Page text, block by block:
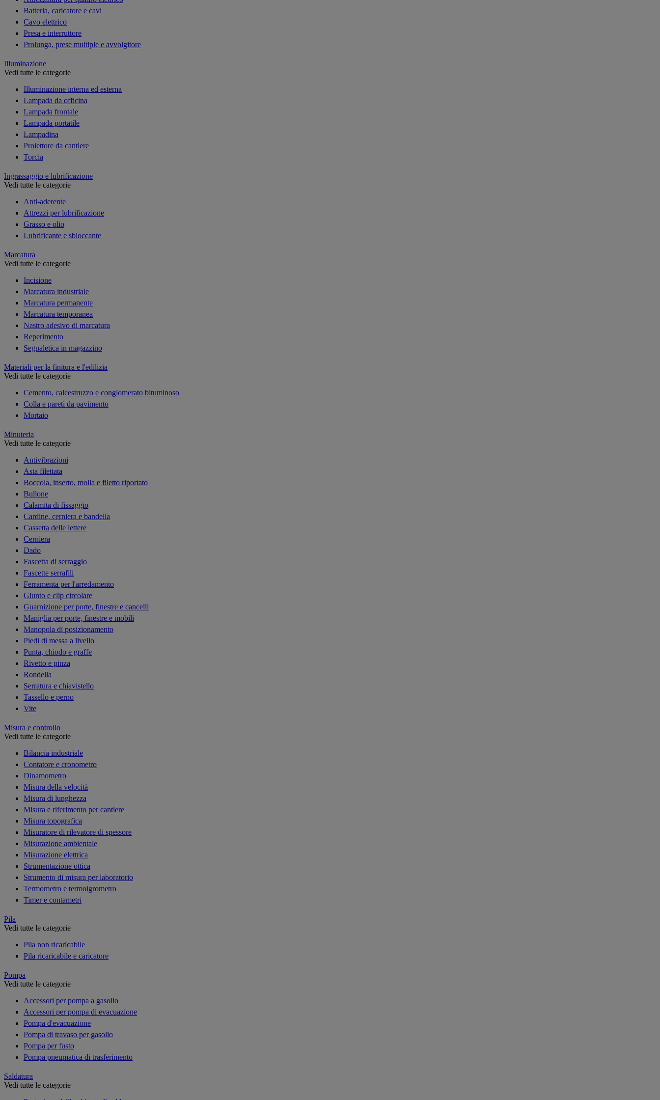
Batteria, caricatore e cavi
Cavo elettrico
Presa e interruttore
Prolunga, prese multiple e avvolgitore
Illuminazione
Vedi tutte le categorie
Illuminazione interna ed esterna
Lampada da officina
Lampada frontale
Lampada portatile
Lampadina
Proiettore da cantiere
Torcia
Ingrassaggio e lubrificazione
Vedi tutte le categorie
Anti-aderente
Attrezzi per lubrificazione
Grasso e olio
Lubrificante e sbloccante
Marcatura
Vedi tutte le categorie
Incisione
Marcatura industriale
Marcatura permanente
Marcatura temporanea
Nastro adesivo di marcatura
Reperimento
Segnaletica in magazzino
Materiali per la finitura e l'edilizia
Vedi tutte le categorie
Cemento, calcestruzzo e conglomerato bituminoso
Colla e pareti da pavimento
Mortaio
Minuteria
Vedi tutte le categorie
Antivibrazioni
Asta filettata
Boccola, inserto, molla e filetto riportato
Bullone
Calamita di fissaggio
Cardine, cerniera e bandella
Cassetta delle lettere
Cerniera
Dado
Fascetta di serraggio
Fascette serrafili
Ferramenta per l'arredamento
Giunto e clip circolare
Guarnizione per porte, finestre e cancelli
Maniglia per porte, finestre e mobili
Manopola di posizionamento
Piedi di messa a livello
Punta, chiodo e graffe
Rivetto e pinza
Rondella
Serratura e chiavistello
Tassello e perno
Vite
Misura e controllo
Vedi tutte le categorie
Bilancia industriale
Contatore e cronometro
Dinamometro
Misura della velocità
Misura di lunghezza
Misura e riferimento per cantiere
Misura topografica
Misuratore di rilevatore di spessore
Misurazione ambientale
Misurazione elettrica
Strumentazione ottica
Strumento di misura per laboratorio
Termometro e termoigrometro
Timer e contametri
Pila
Vedi tutte le categorie
Pila non ricaricabile
Pila ricaricabile e caricatore
Pompa
Vedi tutte le categorie
Accessori per pompa a gasolio
Accessori per pompa di evacuazione
Pompa d'evacuazione
Pompa di travaso per gasolio
Pompa per fusto
Pompa pneumatica di trasferimento
Saldatura
Vedi tutte le categorie